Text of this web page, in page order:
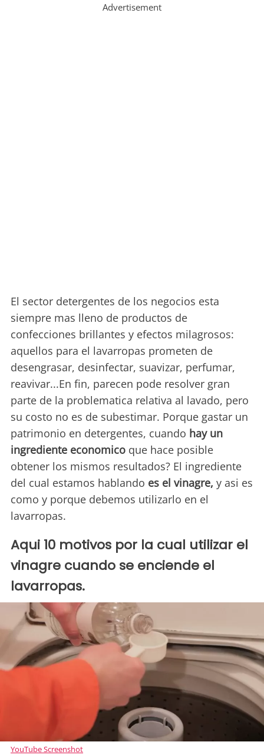
Advertisement
El sector detergentes de los negocios esta
siempre mas lleno de productos de
confecciones brillantes y efectos milagrosos:
aquellos para el lavarropas prometen de
desengrasar, desinfectar, suavizar, perfumar,
reavivar...En fin, parecen pode resolver gran
parte de la problematica relativa al lavado, pero
su costo no es de subestimar. Porque gastar un
patrimonio en detergentes, cuando hay un
ingrediente economico que hace posible
obtener los mismos resultados? El ingrediente
del cual estamos hablando es el vinagre, y asi es
como y porque debemos utilizarlo en el
lavarropas.
Aqui 10 motivos por la cual utilizar el
vinagre cuando se enciende el
lavarropas.
YouTube Screenshot